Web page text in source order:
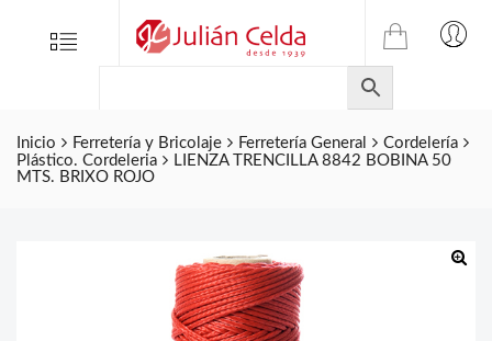
Menu
TIENDA
ONLINE
DE
JULIAN
CELDA
Inicio Ferretería y Bricolaje Ferretería General
Cordelería
Plástico. Cordeleria
LIENZA TRENCILLA 8842 BOBINA 50
MTS. BRIXO ROJO
Folletos
Contacto